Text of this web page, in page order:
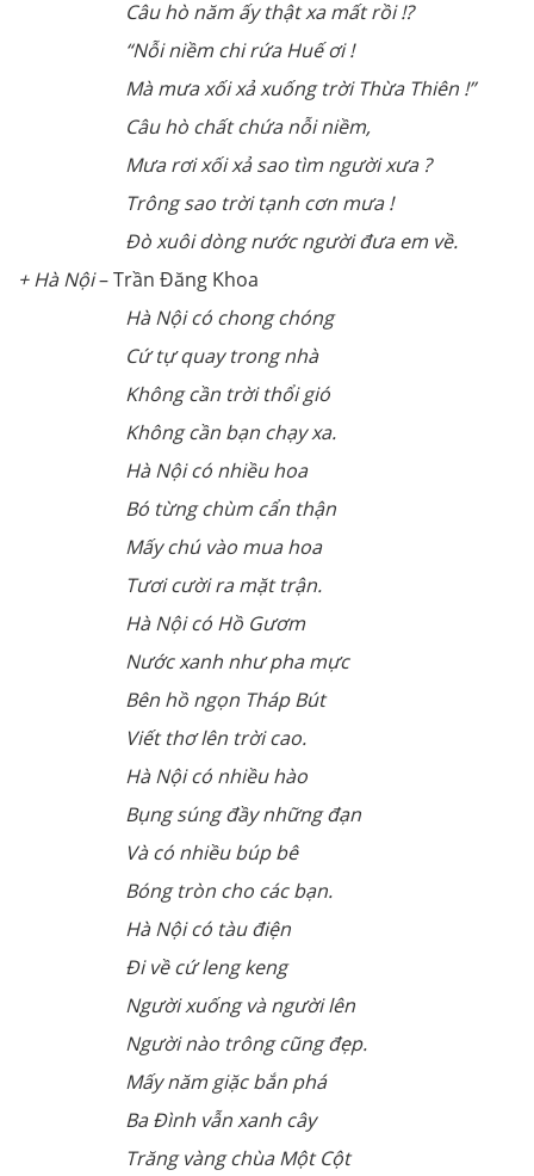
Câu hò năm ấy thật xa mất rồi !?
“Nỗi niềm chi rứa Huế ơi !
Mà mưa xối xả xuống trời Thừa Thiên !”
Câu hò chất chứa nỗi niềm,
Mưa rơi xối xả sao tìm người xưa ?
Trông sao trời tạnh cơn mưa !
Đò xuôi dòng nước người đưa em về.
+ Hà Nội– Trần Đăng Khoa
Hà Nội có chong chóng
Cứ tự quay trong nhà
Không cần trời thổi gió
Không cần bạn chạy xa.
Hà Nội có nhiều hoa
Bó từng chùm cẩn thận
Mấy chú vào mua hoa
Tươi cười ra mặt trận.
Hà Nội có Hồ Gươm
Nước xanh như pha mực
Bên hồ ngọn Tháp Bút
Viết thơ lên trời cao.
Hà Nội có nhiều hào
Bụng súng đầy những đạn
Và có nhiều búp bê
Bóng tròn cho các bạn.
Hà Nội có tàu điện
Đi về cứ leng keng
Người xuống và người lên
Người nào trông cũng đẹp.
Mấy năm giặc bắn phá
Ba Đình vẫn xanh cây
Trăng vàng chùa Một Cột